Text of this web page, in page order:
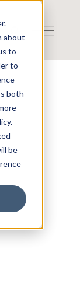
about
to
to
both
be